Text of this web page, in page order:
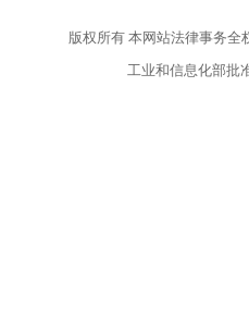
版权所有本网站法律事务全
工业和信息化部批